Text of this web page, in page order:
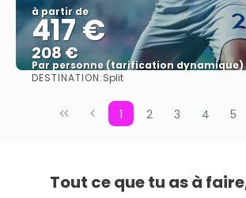
à partir de
417 €
208 €
Par personne (tarification dynamique)
DESTINATION:Split
1 2 3 4 5
Tout ce que tu as à